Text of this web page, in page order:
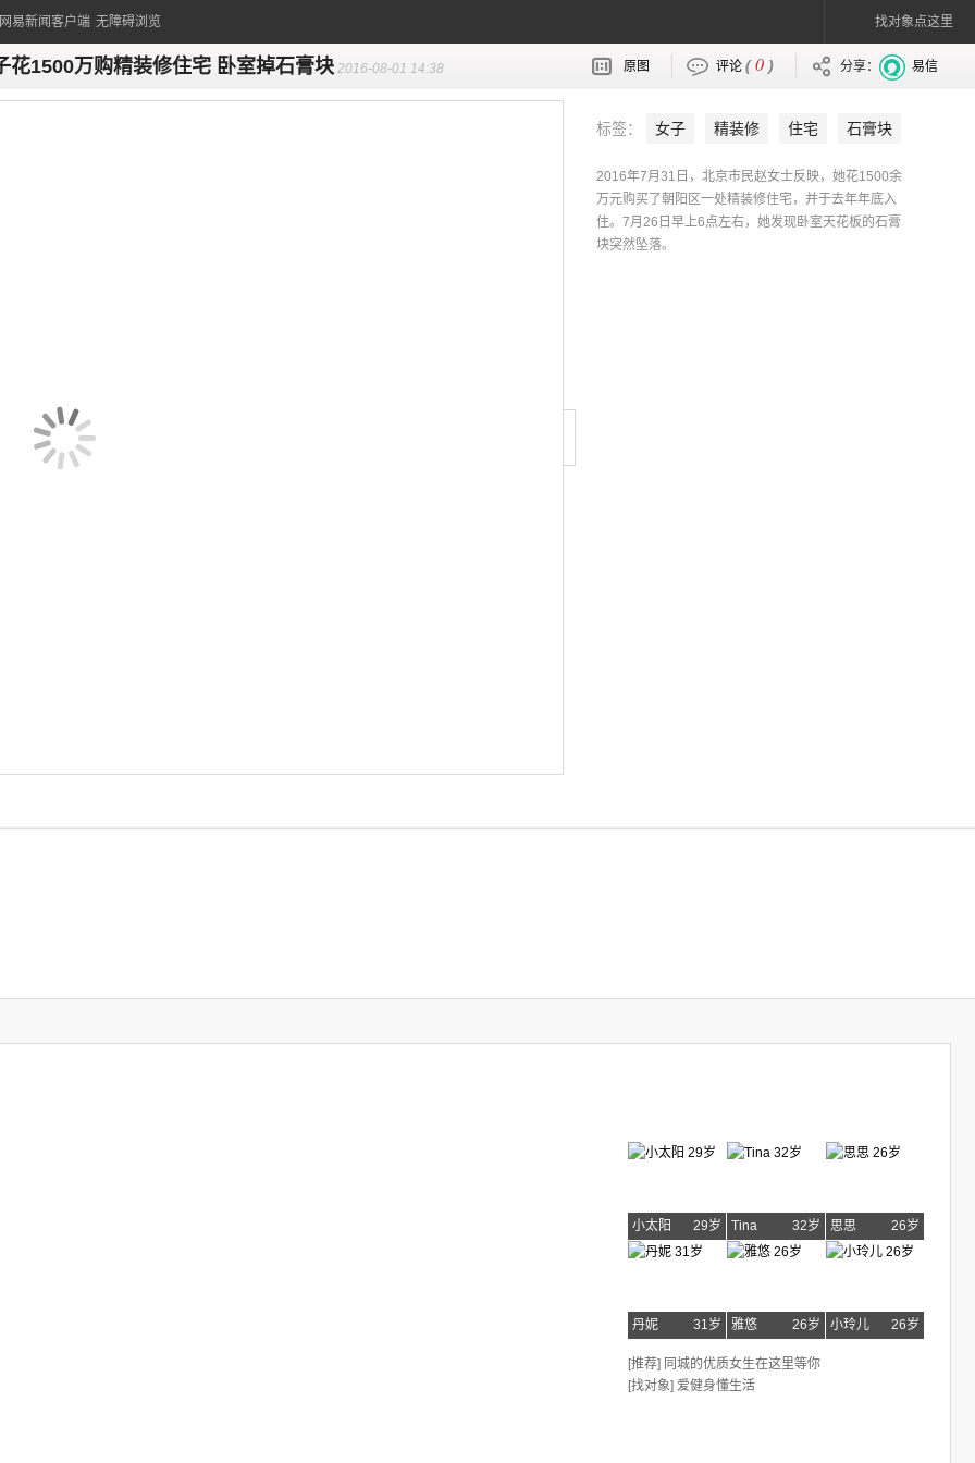
易新闻客户端 无障碍浏览 找对象点这里
花1500万购精装修住宅 卧室掉石膏块 2016-08-01 14:38 原图 评论 (0 ) 分享： 易信
标签： 女子 精装修 住宅 石膏块
2016年7月31日，北京市民赵女士反映，她花1500余
万元购买了朝阳区一处精装修住宅，并于去年年底入
住。7月26日早上6点左右，她发现卧室天花板的石膏
块突然坠落。
小太阳 29岁 Tina 32岁 思思 26岁
丹妮 31岁 雅悠 26岁 小玲儿 26岁
[推荐] 同城的优质女生在这里等你
[找对象] 爱健身懂生活